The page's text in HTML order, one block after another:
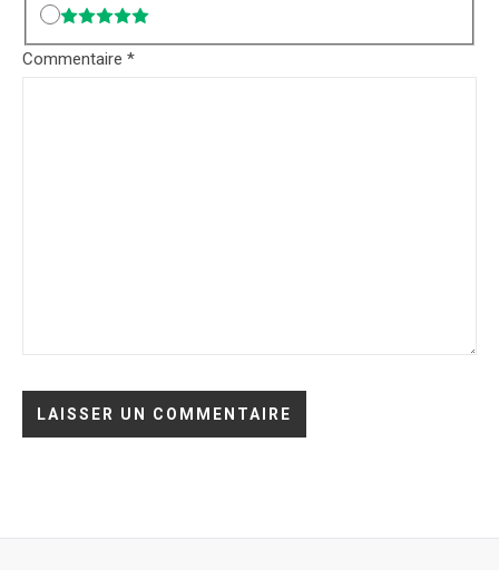
Commentaire *